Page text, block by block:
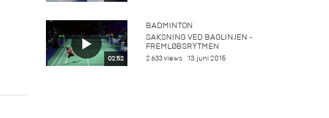
02:52
BADMINTON
SAKSNING VED BAGLINJEN -
FREMLØBSRYTMEN
2.633 views 13. juni 2015